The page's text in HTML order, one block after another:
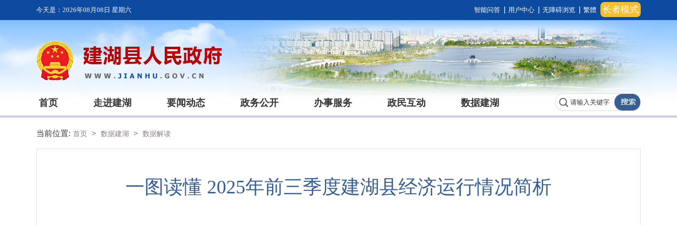
今天是： 2026年08月08日 星期六 长者模式
智能问答 用户中心 无障碍浏览 繁體
首页 走进建湖 要闻动态 政务公开 办事服务 政民互动 数据建湖
当前位置: 首页 > 数据建湖 > 数据解读
一图读懂 2025年前三季度建湖县经济运行情况简析